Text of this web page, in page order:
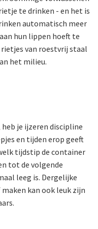
te drinken - en het is
automatisch meer
hun lippen hoeft te
van roestvrij staal
het milieu.
je ijzeren discipline
en tijden erop geeft
tijdstip de container
tot de volgende
leeg is. Dergelijke
kan ook leuk zijn